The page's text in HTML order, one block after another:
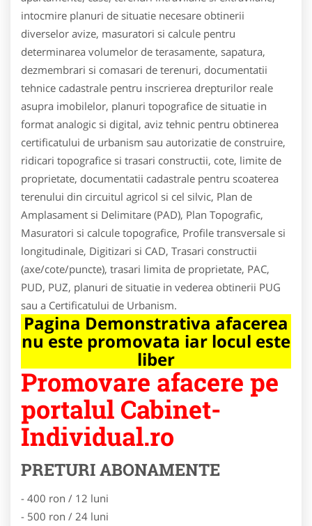
intocmire planuri de situatie necesare obtinerii
diverselor avize, masuratori si calcule pentru
determinarea volumelor de terasamente, sapatura,
dezmembrari si comasari de terenuri, documentatii
tehnice cadastrale pentru inscrierea drepturilor reale
asupra imobilelor, planuri topografice de situatie in
format analogic si digital, aviz tehnic pentru obtinerea
certificatului de urbanism sau autorizatie de construire,
ridicari topografice si trasari constructii, cote, limite de
proprietate, documentatii cadastrale pentru scoaterea
terenului din circuitul agricol si cel silvic, Plan de
Amplasament si Delimitare (PAD), Plan Topografic,
Masuratori si calcule topografice, Profile transversale si
longitudinale, Digitizari si CAD, Trasari constructii
(axe/cote/puncte), trasari limita de proprietate, PAC,
PUD, PUZ, planuri de situatie in vederea obtinerii PUG
sau a Certificatului de Urbanism.
Pagina Demonstrativa afacerea
nu este promovata iar locul este
liber
Promovare afacere pe
portalul Cabinet-
Individual.ro
PRETURI ABONAMENTE
- 400 ron / 12 luni
- 500 ron / 24 luni